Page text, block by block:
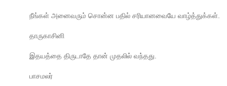
நீங்கள் அனைவரும் சொன்ன பதில் சரியானவையே வாழ்த்துக்கள்.
தாருகாசினி
இதயத்தை திருடாதே தான் முதலில் வந்தது.
பாசமலர்